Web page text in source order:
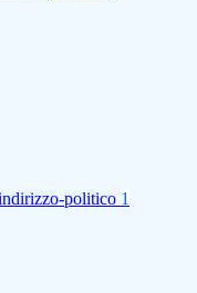
politico 1